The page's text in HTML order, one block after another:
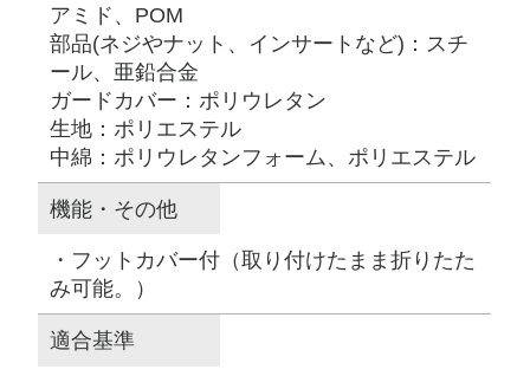
アミド、POM
部品(ネジやナット、インサートなど)：スチ
ール、亜鉛合金
ガードカバー：ポリウレタン
生地：ポリエステル
中綿：ポリウレタンフォーム、ポリエステル
機能・その他
・フットカバー付（取り付けたまま折りたた
み可能。）
適合基準